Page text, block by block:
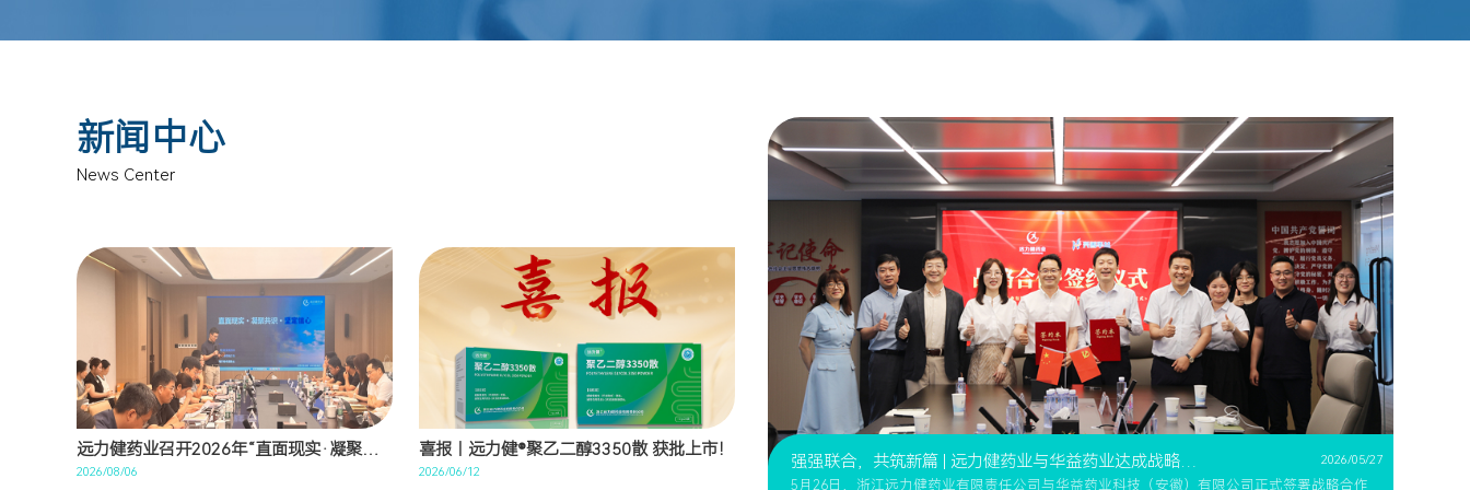
新闻中心
News Center
远力健药业召开2026年“直面现实·凝聚共识·坚定信心”专项会
2026/08/06
喜报︱远力健®聚乙二醇3350散 获批上市！
2026/06/12
强强联合，共筑新篇 | 远力健药业与华益药业达成战略合作 2026/05/27
5月26日，浙江远力健药业有限责任公司与华益药业科技（安徽）有限公司正式签署战略合作